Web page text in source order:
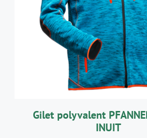
CHOIX DES OPTIONSCE
A
LES
ÊTRE
LA
PAGE
/
Gilet polyvalent
INUIT